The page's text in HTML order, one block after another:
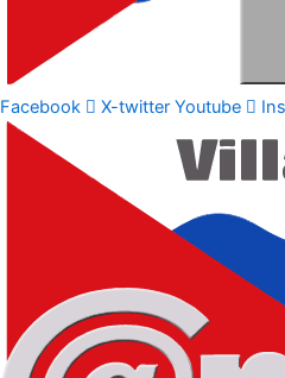
Facebook X-twitter Youtube